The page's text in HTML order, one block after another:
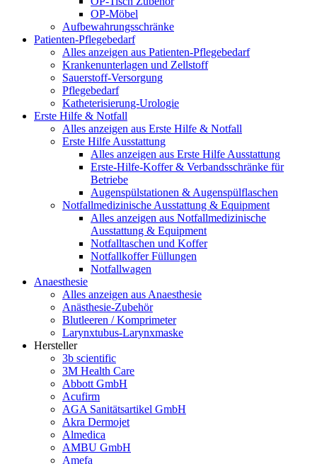
OP-Möbel
Aufbewahrungsschränke
Patienten-Pflegebedarf
Alles anzeigen aus Patienten-Pflegebedarf
Krankenunterlagen und Zellstoff
Sauerstoff-Versorgung
Pflegebedarf
Katheterisierung-Urologie
Erste Hilfe & Notfall
Alles anzeigen aus Erste Hilfe & Notfall
Erste Hilfe Ausstattung
Alles anzeigen aus Erste Hilfe Ausstattung
Erste‑Hilfe‑Koffer & Verbandsschränke für
Betriebe
Augenspülstationen & Augenspülflaschen
Notfallmedizinische Ausstattung & Equipment
Alles anzeigen aus Notfallmedizinische
Ausstattung & Equipment
Notfalltaschen und Koffer
Notfallkoffer Füllungen
Notfallwagen
Anaesthesie
Alles anzeigen aus Anaesthesie
Anästhesie-Zubehör
Blutleeren / Komprimeter
Larynxtubus-Larynxmaske
Hersteller
3b scientific
3M Health Care
Abbott GmbH
Acufirm
AGA Sanitätsartikel GmbH
Akra Dermojet
Almedica
AMBU GmbH
Amefa